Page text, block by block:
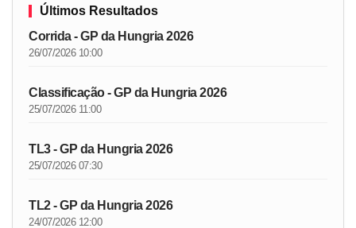
Últimos Resultados
Corrida - GP da Hungria 2026
26/07/2026 10:00
Classificação - GP da Hungria 2026
25/07/2026 11:00
TL3 - GP da Hungria 2026
25/07/2026 07:30
TL2 - GP da Hungria 2026
24/07/2026 12:00